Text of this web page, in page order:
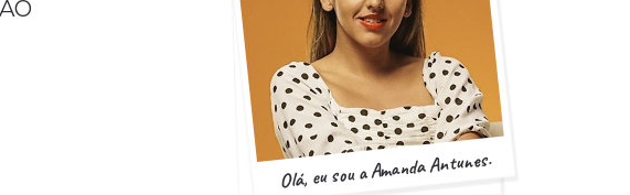
Olá, eu sou a Amanda Antunes.